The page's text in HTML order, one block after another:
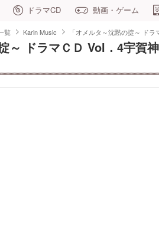
ドラマCD 動画・ゲーム
覧 Karin Music 「オメルタ～沈黙の掟～ ド
～ ドラマＣＤ Vol．4宇賀